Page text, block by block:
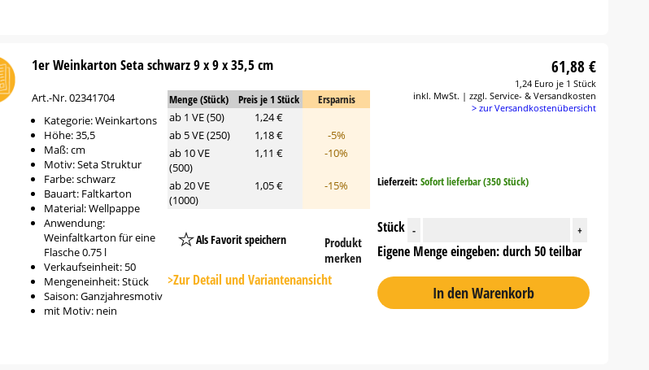
1er Weinkarton Seta schwarz 9 x 9 x 35,5 cm
Art.-Nr. 02341704
Kategorie: Weinkartons
Höhe: 35,5
Maß: cm
Motiv: Seta Struktur
Farbe: schwarz
Bauart: Faltkarton
Material: Wellpappe
Anwendung:
Weinfaltkarton für eine
Flasche 0.75 l
Verkaufseinheit: 50
Mengeneinheit: Stück
Saison: Ganzjahresmotiv
mit Motiv: nein
Menge (Stück) Preis je 1 Stück
Ersparnis
ab 1 VE (50)
1,24 €
ab 5 VE (250)
1,18 €
-5%
ab 10 VE
(500)
1,11 € -10%
ab 20 VE
(1000)
1,05 € -15%
Als Favorit speichern
Button
Produkt
merken
>Zur Detail und Variantenansicht
61,88 €
1,24 Euro je 1 Stück
inkl. MwSt. | zzgl. Service- & Versandkosten
> zur Versandkostenübersicht
Lieferzeit: Sofort lieferbar (350 Stück)
Stück - +
Eigene Menge eingeben: durch 50 teilbar
In den Warenkorb